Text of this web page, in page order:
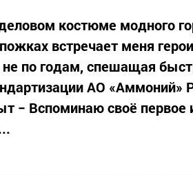
костюме модного
встречает меня
по годам, спешащая
АО «Аммоний»
− Вспоминаю своё первое